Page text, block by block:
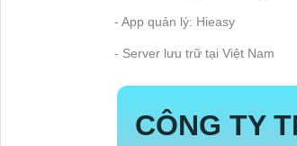
- App quản lý: Hieasy
- Server lưu trữ tại Việt Nam
CÔNG TY